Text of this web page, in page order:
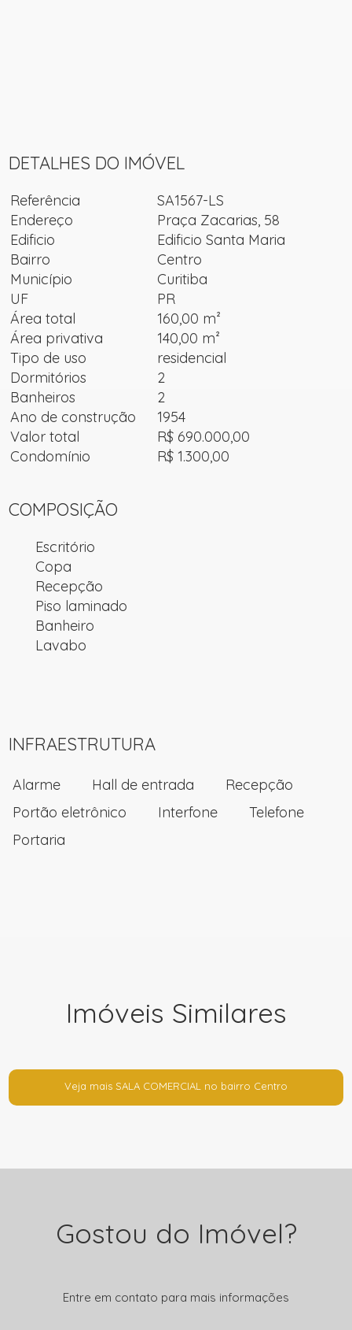
DETALHES DO IMÓVEL
Referência
SA1567-LS
Endereço
Praça Zacarias, 58
Edificio
Edificio Santa Maria
Bairro
Centro
Município
Curitiba
UF
PR
Área total
160,00 m²
Área privativa
140,00 m²
Tipo de uso
residencial
Dormitórios
2
Banheiros
2
Ano de construção
1954
Valor total
R$ 690.000,00
Condomínio
R$ 1.300,00
COMPOSIÇÃO
Escritório
Copa
Recepção
Piso laminado
Banheiro
Lavabo
INFRAESTRUTURA
Alarme Hall de entrada
Recepção
Portão eletrônico
Interfone
Telefone
Portaria
Imóveis Similares
Veja mais SALA COMERCIAL no bairro Centro
Gostou do Imóvel?
Entre em contato para mais informações